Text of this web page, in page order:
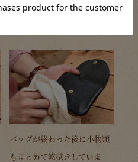
にオイルをいれて、磨くよう
バッグが終わった後に小物類
もまとめて乾拭きしていま